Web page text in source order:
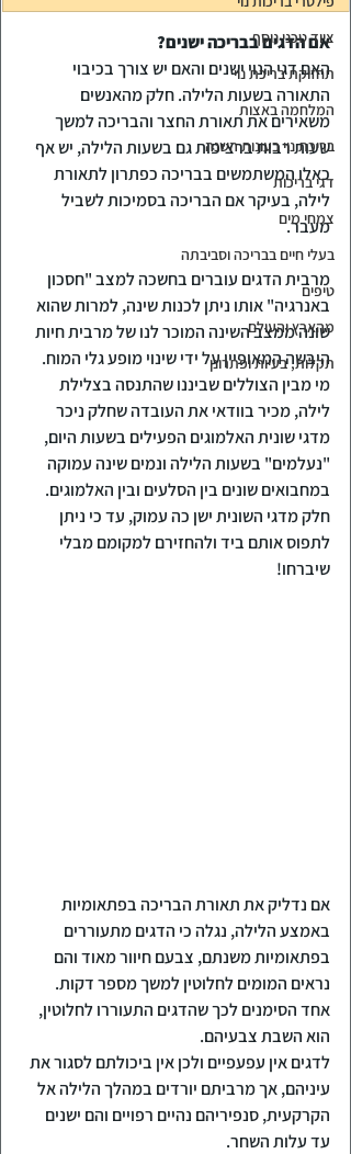
ציוד טכני נוסף
תחזוקת בריכת נוי
המלחמה באצות
בריכת נוי בעונות השנה
דגי בריכות
צמחי מים
בעלי חיים בבריכה וסביבתה
טיפים
מהארץ והעולם
תקלות, בעיות ופתרונן
אם הדגים בבריכה ישנים?
האם דגי הנוי ישנים והאם יש צורך בכיבוי
התאורה בשעות הלילה. חלק מהאנשים
משאירים את תאורת החצר והבריכה למשך
שעות רבות ברציפות גם בשעות הלילה, יש אף
כאלו המשתמשים בבריכה כפתרון לתאורת
לילה, בעיקר אם הבריכה בסמיכות לשביל
מעבר.
מרבית הדגים עוברים בחשכה למצב "חסכון
באנרגיה" אותו ניתן לכנות שינה, למרות שהוא
שונה ממצב השינה המוכר לנו של מרבית חיות
היבשה המאופיין על ידי שינוי מופע גלי המוח.
מי מבין הצוללים שביננו שהתנסה בצלילת
לילה, מכיר בוודאי את העובדה שחלק ניכר
מדגי שונית האלמוגים הפעילים בשעות היום,
"נעלמים" בשעות הלילה ונמים שינה עמוקה
במחבואים שונים בין הסלעים ובין האלמוגים.
חלק מדגי השונית ישן כה עמוק, עד כי ניתן
לתפוס אותם ביד ולהחזירם למקומם מבלי
שיברחו!
אם נדליק את תאורת הבריכה בפתאומיות
באמצע הלילה, נגלה כי הדגים מתעוררים
בפתאומיות משנתם, צבעם חיוור מאוד והם
נראים המומים לחלוטין למשך מספר דקות.
אחד הסימנים לכך שהדגים התעוררו לחלוטין,
הוא השבת צבעיהם.
לדגים אין עפעפיים ולכן אין ביכולתם לסגור את
עיניהם, אך מרביתם יורדים במהלך הלילה אל
הקרקעית, סנפיריהם נהיים רפויים והם ישנים
עד עלות השחר.